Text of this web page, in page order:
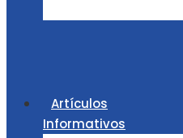
Artículos
Informativos